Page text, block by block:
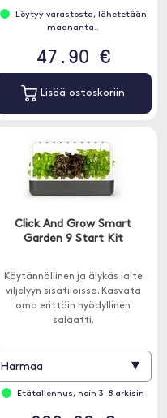
Löytyy varastosta, lähetetään
maananta..
47.90 €
Lisää ostoskoriin
Click And Grow Smart
Garden 9 Start Kit
Käytännöllinen ja älykäs laite
viljelyyn sisätiloissa. Kasvata
oma erittäin hyödyllinen
salaatti.
Harmaa ▾
Etätallennus, noin 3-8 arkisin